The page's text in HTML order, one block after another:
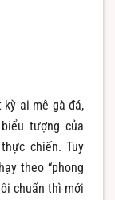
kỳ ai mê gà đá,
tượng của
chiến. Tuy
theo “phong
chuẩn thì mới